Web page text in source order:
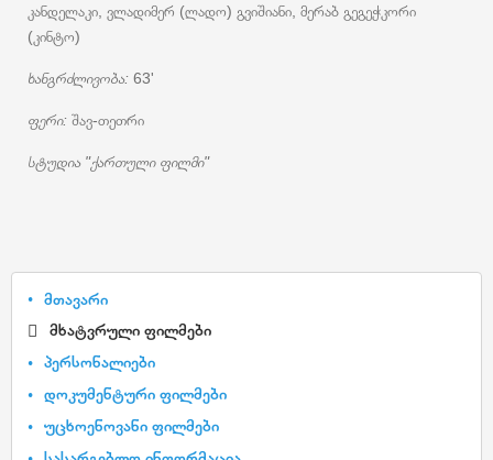
კანდელაკი, ვლადიმერ (ლადო) გვიშიანი, მერაბ გეგეჭკორი
(კინტო)
ხანგრძლივობა: 63'
ფერი: შავ-თეთრი
სტუდია "ქართული ფილმი"
მთავარი
მხატვრული ფილმები
პერსონალიები
დოკუმენტური ფილმები
უცხოენოვანი ფილმები